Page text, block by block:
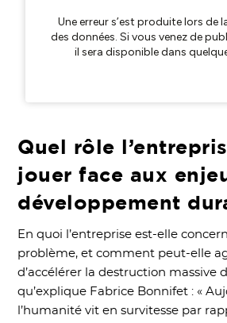
Quel rôle
jouer face aux
développement
En quoi l’entreprise est-elle
problème, et comment peut-elle
d’accélérer la destruction massive
qu’explique Fabrice Bonnifet : «
l’humanité vit en survitesse par